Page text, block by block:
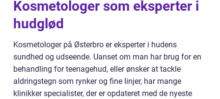
Kosmetologer som eksperter i
hudglød
Kosmetologer på Østerbro er eksperter i hudens
sundhed og udseende. Uanset om man har brug for en
behandling for teenagehud, eller ønsker at tackle
aldringstegn som rynker og fine linjer, har mange
klinikker specialister, der er opdateret med de nyeste